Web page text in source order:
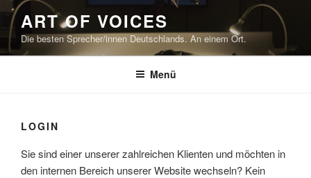
Zum
Inhalt
springen
ART OF VOICES
Die besten Sprecher/innen Deutschlands. An einem Ort.
Menü
LOGIN
Sie sind einer unserer zahlreichen Klienten und möchten in
den internen Bereich unserer Website wechseln? Kein